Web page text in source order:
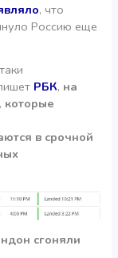
, что
Россию еще
РБК, на
которые
в срочной
сгоняли